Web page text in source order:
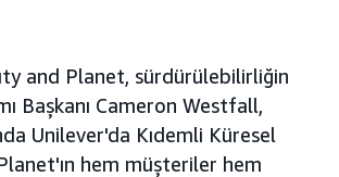
and Planet, sürdürülebilirliğin
Başkanı Cameron Westfall,
Unilever'da Kıdemli Küresel
hem müşteriler hem